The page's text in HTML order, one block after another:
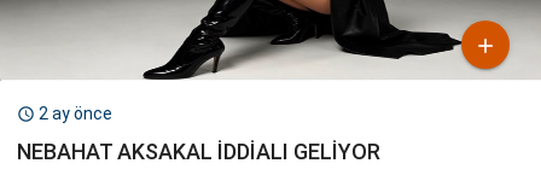

 2 ay önce
NEBAHAT AKSAKAL İDDİALI GELİYOR